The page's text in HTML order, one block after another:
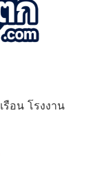
อน โรงงาน